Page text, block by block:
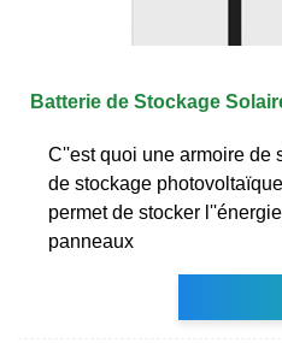
Batterie de Stockage
C''est quoi une armoire de
de stockage
permet de stocker
panneaux